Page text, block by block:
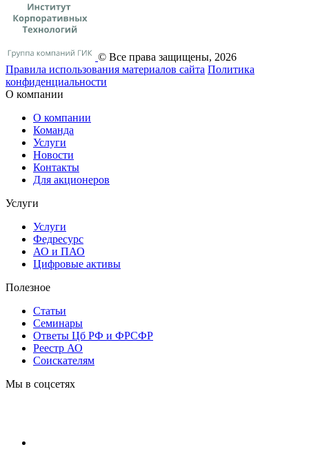
© Все права защищены, 2026
Правила использования материалов сайта Политика
конфиденциальности
О компании
О компании
Команда
Услуги
Новости
Контакты
Для акционеров
Услуги
Услуги
Федресурс
АО и ПАО
Цифровые активы
Полезное
Статьи
Cеминары
Ответы Цб РФ и ФРСФР
Реестр АО
Соискателям
Мы в соцсетях